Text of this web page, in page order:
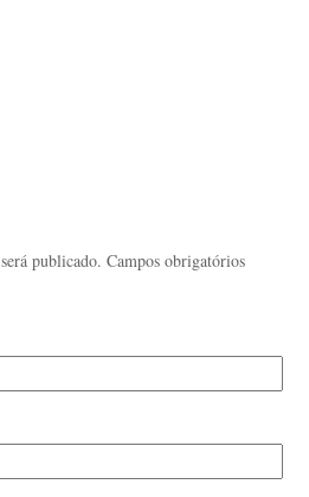
publicado. Campos obrigatórios